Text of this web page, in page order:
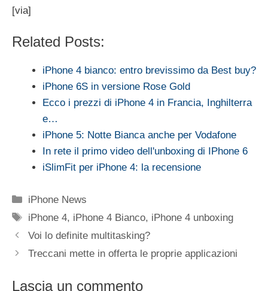
[via]
Related Posts:
iPhone 4 bianco: entro brevissimo da Best buy?
iPhone 6S in versione Rose Gold
Ecco i prezzi di iPhone 4 in Francia, Inghilterra
e…
iPhone 5: Notte Bianca anche per Vodafone
In rete il primo video dell'unboxing di IPhone 6
iSlimFit per iPhone 4: la recensione
Categorie
iPhone News
Tag
iPhone 4, iPhone 4 Bianco, iPhone 4 unboxing
Voi lo definite multitasking?
Treccani mette in offerta le proprie applicazioni
Lascia un commento